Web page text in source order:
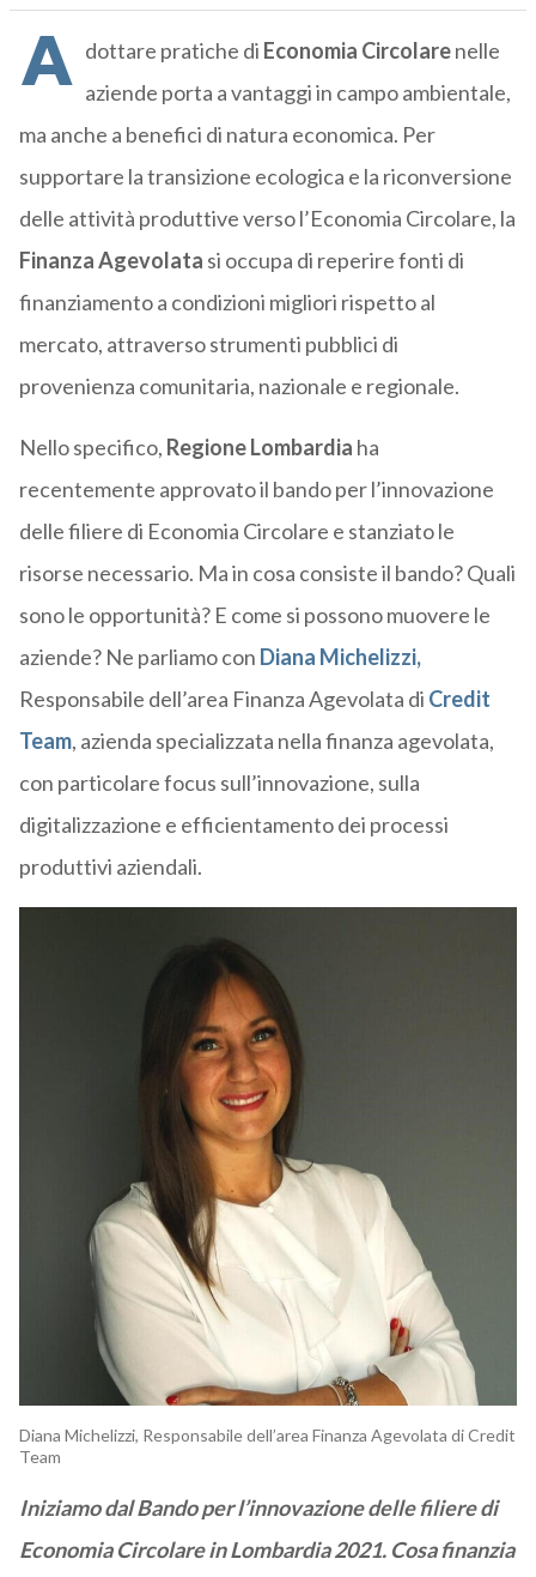
A dottare pratiche di Economia Circolarenelle
aziende porta a vantaggi in campo ambientale,
ma anche a benefici di natura economica. Per
supportare la transizione ecologica e la riconversione
delle attività produttive verso l’Economia Circolare, la
Finanza Agevolata si occupa di reperire fonti di
finanziamento a condizioni migliori rispetto al
mercato, attraverso strumenti pubblici di
provenienza comunitaria, nazionale e regionale.
Nello specifico, Regione Lombardia ha
recentemente approvato il bando per l’innovazione
delle filiere di Economia Circolare e stanziato le
risorse necessario. Ma in cosa consiste il bando? Quali
sono le opportunità? E come si possono muovere le
aziende? Ne parliamo con Diana Michelizzi,
Responsabile dell’area Finanza Agevolata di Credit
Team, azienda specializzata nella finanza agevolata,
con particolare focus sull’innovazione, sulla
digitalizzazione e efficientamento dei processi
produttivi aziendali.
Diana Michelizzi, Responsabile dell’area Finanza Agevolata di Credit
Team
Iniziamo dal Bando per l’innovazione delle filiere di
Economia Circolare in Lombardia 2021. Cosa finanzia